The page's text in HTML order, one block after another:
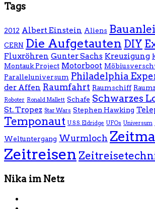
Tags
2012 Albert Einstein Aliens
CERN Die Aufgetauten DIY
Fluxröhren Gunter Sachs Kreuzigung
Montauk Project Motorboot
Paralleluniversum Philadelphia
der Affen Raumfahrt Raumschiff
Roboter Ronald Mallett Schafe Schwarzes
St. Tropez Star Wars Stephen Hawking
Temponaut U.S.S. Eldridge UFOs Universum
Weltuntergang Wurmloch
Zeitreisen
Nika im Netz